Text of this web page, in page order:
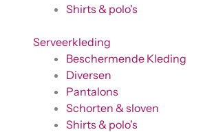
Shirts & polo's
Serveerkleding
Beschermende Kleding
Diversen
Pantalons
Schorten & sloven
Shirts & polo's